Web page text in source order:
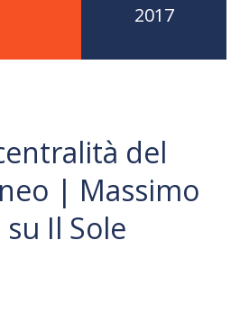
2017
del
| Massimo
Il Sole